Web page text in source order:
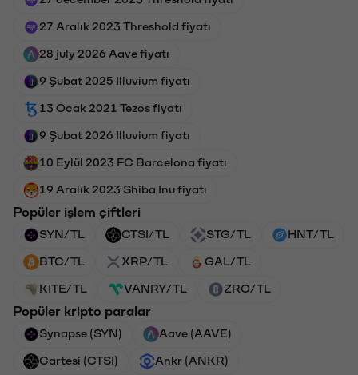
27 Aralık 2023 Threshold fiyatı
28 july 2026 Aave fiyatı
9 Şubat 2025 Illuvium fiyatı
13 Ocak 2021 Tezos fiyatı
9 Şubat 2026 Illuvium fiyatı
10 Eylül 2023 FC Barcelona fiyatı
19 Aralık 2023 Shiba Inu fiyatı
Popüler işlem çiftleri
SYN/TL CTSI/TL STG/TL HNT/TL
BTC/TL XRP/TL GAL/TL
KITE/TL VANRY/TL ZRO/TL
Popüler kripto paralar
Synapse (SYN) Aave (AAVE)
Cartesi (CTSI) Ankr (ANKR)